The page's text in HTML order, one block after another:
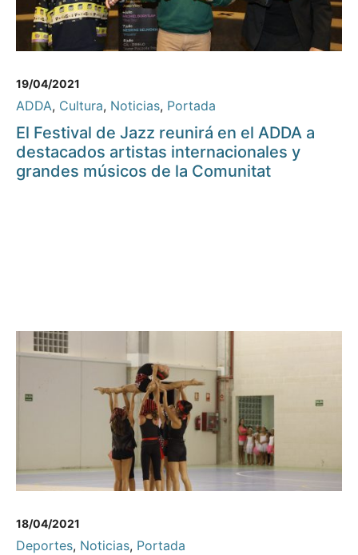
19/04/2021
ADDA, Cultura, Noticias, Portada
El Festival de Jazz reunirá en el ADDA a
destacados artistas internacionales y
grandes músicos de la Comunitat
18/04/2021
Deportes, Noticias, Portada